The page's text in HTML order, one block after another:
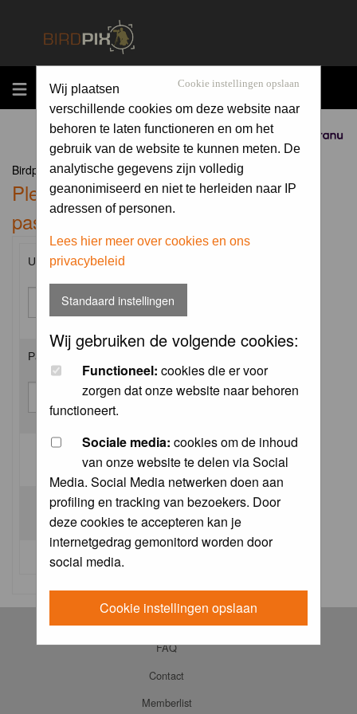
MENU
Sponsored by
Cookie instellingen opslaan
Wij plaatsen
verschillende cookies om deze website naar
behoren te laten functioneren en om het
gebruik van de website te kunnen meten. De
analytische gegevens zijn volledig
geanonimiseerd en niet te herleiden naar IP
adressen of personen.
Lees hier meer over cookies en ons
privacybeleid
Standaard instellingen
Wij gebruiken de volgende cookies:
Functioneel: cookies die er voor
zorgen dat onze website naar behoren
functioneert.
Sociale media: cookies om de inhoud
van onze website te delen via Social
Media. Social Media netwerken doen aan
profiling en tracking van bezoekers. Door
deze cookies te accepteren kan je
internetgedrag gemonitord worden door
social media.
Cookie instellingen opslaan
Birdpix.nl Forum Index
Please enter your username and
password to log in.
Username:
Password:
Log me on automatically each visit:
I forgot my password
FAQ
Contact
Memberlist